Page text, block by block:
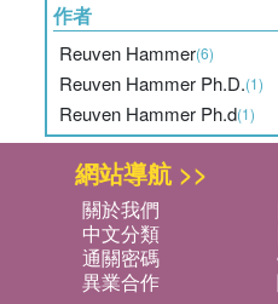
作者
Reuven Hammer(6)
Reuven Hammer Ph.D.(1)
Reuven Hammer Ph.d(1)
網站導航 >>
關於我們
中文分類
通關密碼
異業合作